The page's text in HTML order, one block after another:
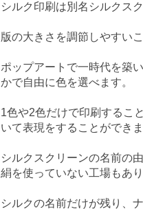
シルク印刷は別名シルクス
版の大きさを調節しやすい
ポップアートで一時代を築
かで自由に色を選べます。
1色や2色だけで印刷するこ
いて表現をすることができ
シルクスクリーンの名前の
絹を使っていない工場もあ
シルクの名前だけが残り、